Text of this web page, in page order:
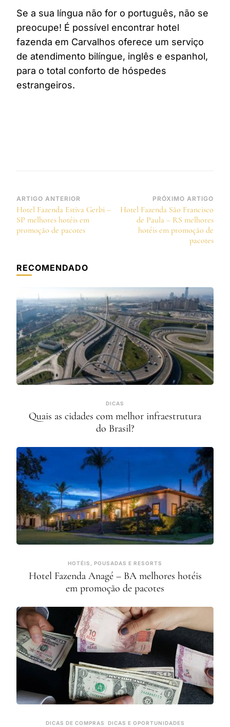
Se a sua língua não for o português, não se
preocupe! É possível encontrar hotel
fazenda em Carvalhos oferece um serviço
de atendimento bilíngue, inglês e espanhol,
para o total conforto de hóspedes
estrangeiros.
Navegação
de
post
ARTIGO ANTERIOR
Hotel Fazenda Estiva Gerbi –
SP melhores hotéis em
promoção de pacotes
PRÓXIMO ARTIGO
Hotel Fazenda São Francisco
de Paula – RS melhores
hotéis em promoção de
pacotes
RECOMENDADO
DICAS
Quais as cidades com melhor infraestrutura
do Brasil?
HOTÉIS, POUSADAS E RESORTS
Hotel Fazenda Anagé – BA melhores hotéis
em promoção de pacotes
DICAS DE COMPRAS DICAS E OPORTUNIDADES